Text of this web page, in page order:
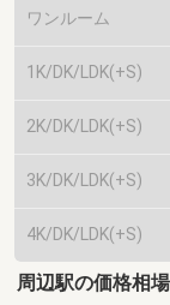
ワンルーム
1K/DK/LDK(+S)
2K/DK/LDK(+S)
3K/DK/LDK(+S)
4K/DK/LDK(+S)
周辺駅の価格相場